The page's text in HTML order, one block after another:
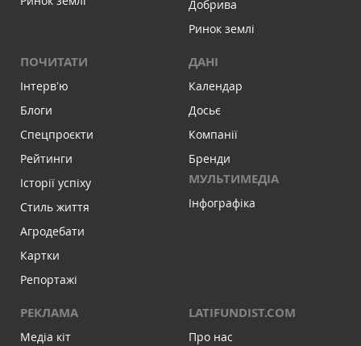
Добрива
Ринок землі
ПОЧИТАТИ
Інтервʼю
Блоги
Спецпроєкти
Рейтинги
Історії успіху
Стиль життя
Агродебати
Картки
Репортажі
ДАНІ
Календар
Досьє
Компанії
Бренди
МУЛЬТИМЕДІА
Інфографіка
РЕКЛАМА
Медіа кіт
LATIFUNDIST.COM
Про нас